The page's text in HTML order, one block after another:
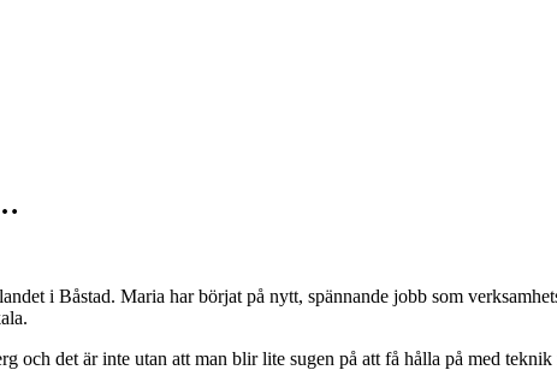
i Båstad. Maria har börjat på nytt, spännande jobb som
och det är inte utan att man blir lite sugen på att få hålla på med